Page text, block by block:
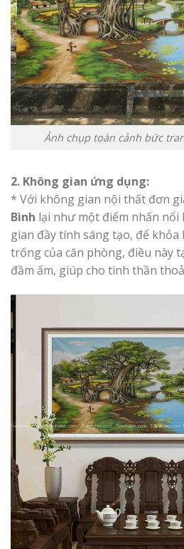
Ảnh chụp toàn cảnh bức
2. Không gian ứng dụng:
* Với không gian nội thất đơn
Bình lại như một điểm nhấn
gian đầy tính sáng tạo, để
trống của căn phòng, điều này
đầm ấm, giúp cho tinh thần